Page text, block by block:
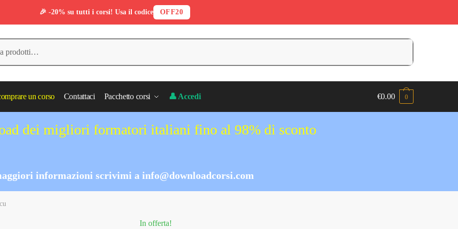
un corso Contattaci Pacchetto corsi 👤 Accedi €0.00 0
dei migliori formatori italiani fino al 98% di sconto
informazioni scrivimi a info@downloadcorsi.com
In offerta!
🎉 -20% su tutti i corsi! Usa il codice OFF20